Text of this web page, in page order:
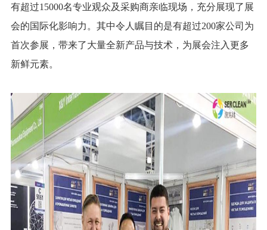
有超过15000名专业观众及采购商亲临现场，充分展现了展
会的国际化影响力。其中令人瞩目的是有超过200家公司为
首次参展，带来了大量全新产品与技术，为展会注入更多
新鲜元素。